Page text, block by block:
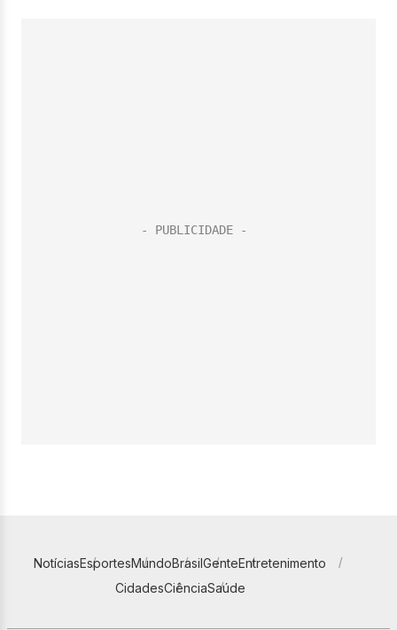
NotíciasEsportesMundoBrasilGenteEntretenimento
CidadesCiênciaSaúde